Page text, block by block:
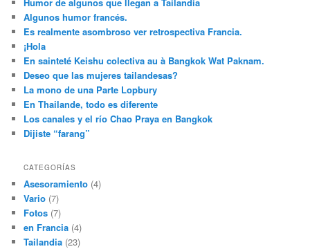
Algunos humor francés.
Es realmente asombroso ver retrospectiva Francia.
¡Hola
En sainteté Keishu colectiva au à Bangkok Wat Paknam.
Deseo que las mujeres tailandesas?
La mono de una Parte Lopbury
En Thailande, todo es diferente
Los canales y el río Chao Praya en Bangkok
Dijiste “farang”
CATEGORÍAS
Asesoramiento (4)
Vario (7)
Fotos (7)
en Francia (4)
Tailandia (23)